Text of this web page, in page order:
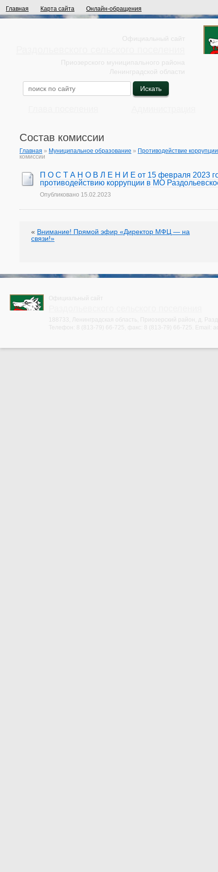
Главная Карта сайта Онлайн-обращения
Официальный сайт
Приозерского муниципального района
Ленинградской области
Состав комиссии
Главная » Муниципальное образование » Противодействие коррупции
комиссии
П О С Т А Н О В Л Е Н И Е от 15 февраля 2023
противодействию коррупции в МО
Опубликовано 15.02.2023
« Внимание! Прямой эфир «Директор МФЦ — на
связи!»
Официальный сайт
188733, Ленинградская область, Приозерский район, д.
Телефон:
8 (813-79) 66-725 , факс: 8 (813-79) 66-725 . Email: